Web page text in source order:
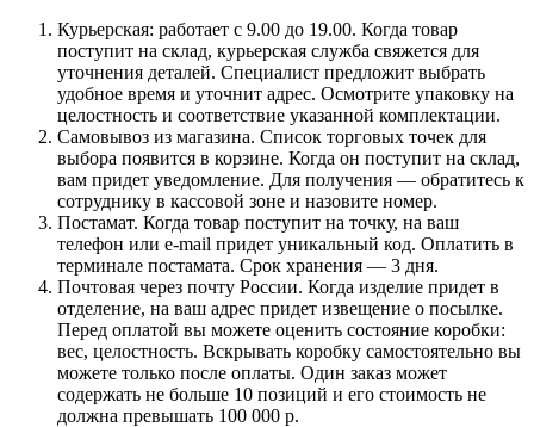
Курьерская: работает с 9.00 до 19.00. Когда товар
поступит на склад, курьерская служба свяжется для
уточнения деталей. Специалист предложит выбрать
удобное время и уточнит адрес. Осмотрите упаковку на
целостность и соответствие указанной комплектации.
Самовывоз из магазина. Список торговых точек для
выбора появится в корзине. Когда он поступит на склад,
вам придет уведомление. Для получения — обратитесь к
сотруднику в кассовой зоне и назовите номер.
Постамат. Когда товар поступит на точку, на ваш
телефон или e-mail придет уникальный код. Оплатить в
терминале постамата. Срок хранения — 3 дня.
Почтовая через почту России. Когда изделие придет в
отделение, на ваш адрес придет извещение о посылке.
Перед оплатой вы можете оценить состояние коробки:
вес, целостность. Вскрывать коробку самостоятельно вы
можете только после оплаты. Один заказ может
содержать не больше 10 позиций и его стоимость не
должна превышать 100 000 р.